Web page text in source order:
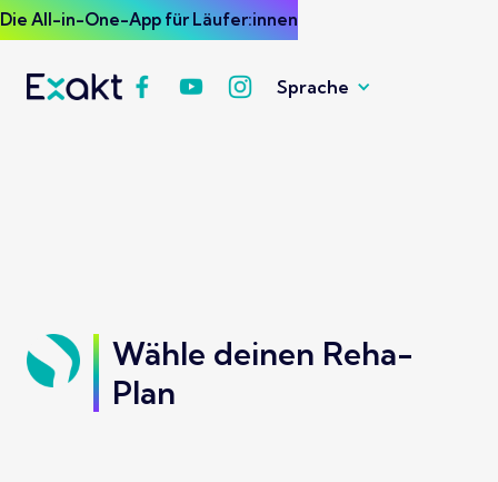
Die All-in-One-App für Läufer:innen
Sprache
Wähle deinen Reha-
Plan